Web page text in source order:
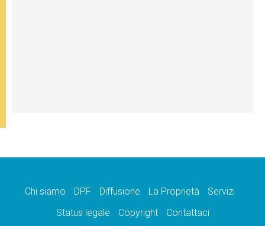
Chi siamo DPF Diffusione La Proprietà
Servizi
Status legale
Copyright Contattaci